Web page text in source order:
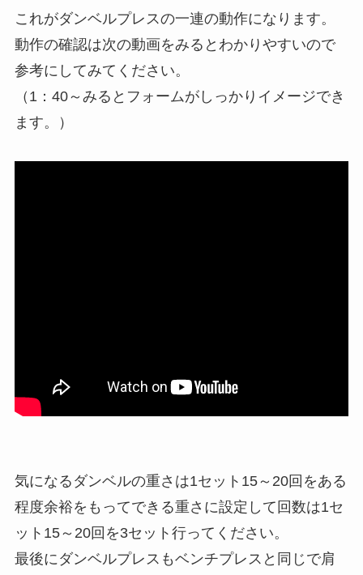
これがダンベルプレスの一連の動作になります。
動作の確認は次の動画をみるとわかりやすいので
参考にしてみてください。
（1：40～みるとフォームがしっかりイメージでき
ます。）
気になるダンベルの重さは1セット15～20回をある
程度余裕をもってできる重さに設定して回数は1セ
ット15～20回を3セット行ってください。
最後にダンベルプレスもベンチプレスと同じで肩